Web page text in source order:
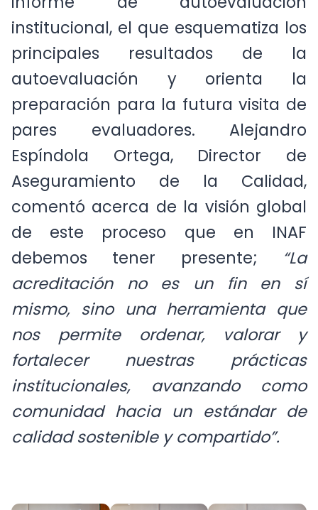
informe de autoevaluación
institucional, el que esquematiza los
principales resultados de la
autoevaluación y orienta la
preparación para la futura visita de
pares evaluadores. Alejandro
Espíndola Ortega, Director de
Aseguramiento de la Calidad,
comentó acerca de la visión global
de este proceso que en INAF
debemos tener presente;
“La
acreditación no es un fin en sí
mismo, sino una herramienta que
nos permite ordenar, valorar y
fortalecer nuestras prácticas
institucionales, avanzando como
comunidad hacia un estándar de
calidad sostenible y compartido”.